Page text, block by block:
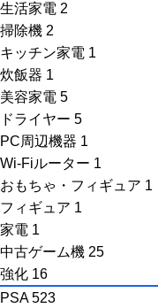
生活家電 2
掃除機 2
キッチン家電 1
炊飯器 1
美容家電 5
ドライヤー 5
PC周辺機器 1
Wi-Fiルーター 1
おもちゃ・フィギュア 1
フィギュア 1
家電 1
中古ゲーム機 25
強化 16
PSA 523